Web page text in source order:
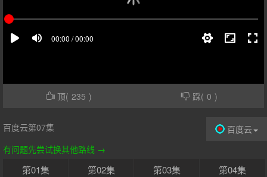
顶( 235 ) 踩( 0 )
百度云
百度云第07集
有问题先尝试换其他路线 →
第01集 第02集 第03集
第04集